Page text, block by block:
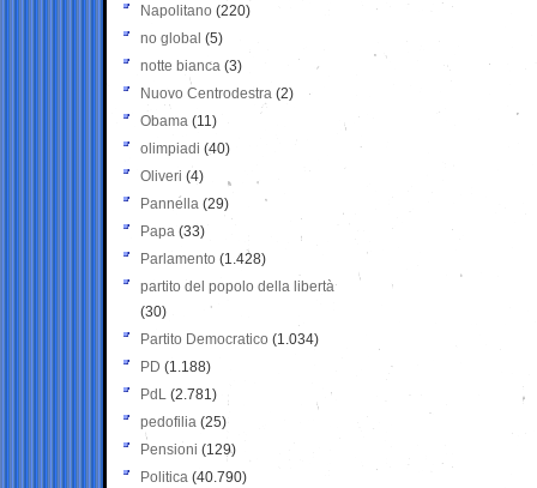
Napolitano (220)
no global (5)
notte bianca (3)
Nuovo Centrodestra (2)
Obama (11)
olimpiadi (40)
Oliveri (4)
Pannella (29)
Papa (33)
Parlamento (1.428)
partito del popolo della libertà
(30)
Partito Democratico (1.034)
PD (1.188)
PdL (2.781)
pedofilia (25)
Pensioni (129)
Politica (40.790)